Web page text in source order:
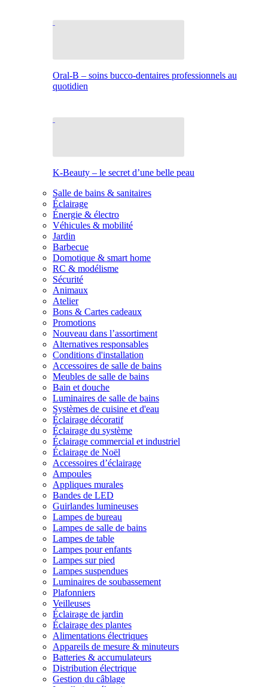
Oral-B – soins bucco-dentaires professionnels au
quotidien
K-Beauty – le secret d’une belle peau
Salle de bains & sanitaires
Éclairage
Énergie & électro
Véhicules & mobilité
Jardin
Barbecue
Domotique & smart home
RC & modélisme
Sécurité
Animaux
Atelier
Bons & Cartes cadeaux
Promotions
Nouveau dans l’assortiment
Alternatives responsables
Conditions d'installation
Accessoires de salle de bains
Meubles de salle de bains
Bain et douche
Luminaires de salle de bains
Systèmes de cuisine et d'eau
Éclairage décoratif
Éclairage du système
Éclairage commercial et industriel
Éclairage de Noël
Accessoires d’éclairage
Ampoules
Appliques murales
Bandes de LED
Guirlandes lumineuses
Lampes de bureau
Lampes de salle de bains
Lampes de table
Lampes pour enfants
Lampes sur pied
Lampes suspendues
Luminaires de soubassement
Plafonniers
Veilleuses
Éclairage de jardin
Éclairage des plantes
Alimentations électriques
Appareils de mesure & minuteurs
Batteries & accumulateurs
Distribution électrique
Gestion du câblage